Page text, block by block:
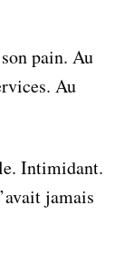
pain. Au
Au
Intimidant.
jamais